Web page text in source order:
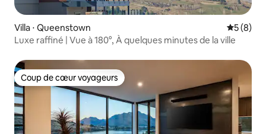
Villa ⋅ Queenstown
5 (8)
Luxe raffiné | Vue à 180°, À quelques minutes de la ville
Coup de cœur voyageurs
Coup de cœur voyageurs